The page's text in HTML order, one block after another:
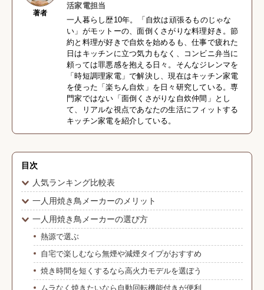
著者
活家電担当
一人暮らし歴10年。「自炊は頑張るものじゃな
い」がモットーの、面倒くさがりな料理好き。節
約と料理が好きで自炊を始めるも、仕事で疲れた
日はキッチンに立つ気力もなく、コンビニ弁当に
頼っては罪悪感を抱える日々。そんなジレンマを
「時短調理家電」で解決し、現在はキッチン家電
を使った「楽ちん自炊」を日々研究している。専
門家ではない「面倒くさがりな自炊仲間」とし
て、リアルな視点であなたの生活にフィットする
キッチン家電を紹介している。
目次
人気ランキング比較表
一人用焼き鳥メーカーのメリット
一人用焼き鳥メーカーの選び方
熱源で選ぶ
自宅で楽しむなら無煙や減煙タイプがおすすめ
焼き時間を短くするなら高火力モデルを選ぼう
ムラなく焼きたいなら自動回転機能付きが便利